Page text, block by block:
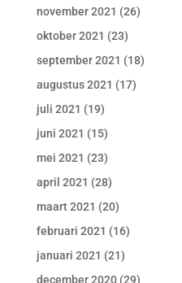
november 2021 (26)
oktober 2021 (23)
september 2021 (18)
augustus 2021 (17)
juli 2021 (19)
juni 2021 (15)
mei 2021 (23)
april 2021 (28)
maart 2021 (20)
februari 2021 (16)
januari 2021 (21)
december 2020(29)